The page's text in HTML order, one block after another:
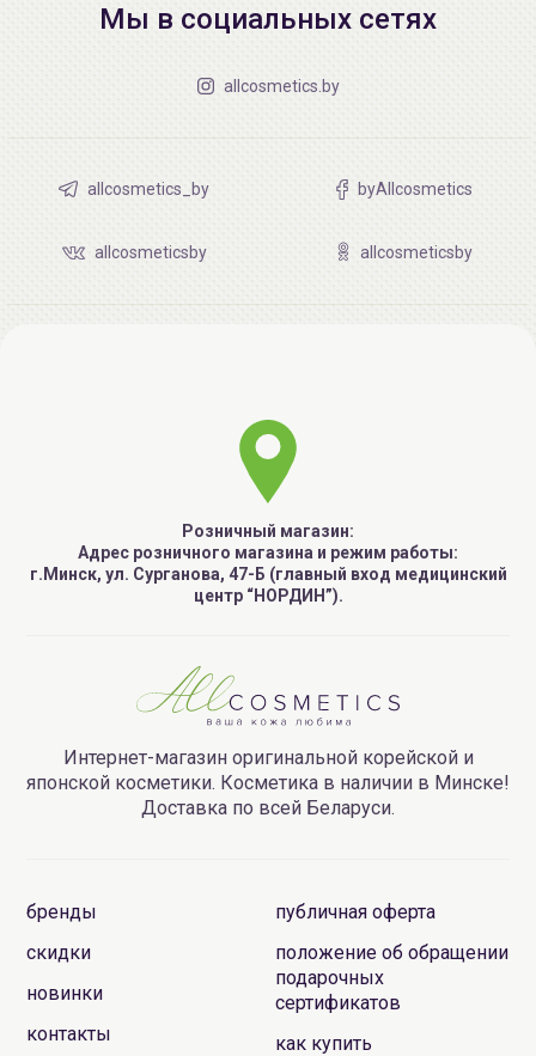
Мы в социальных сетях
allcosmetics.by
allcosmetics_by byAllcosmetics
allcosmeticsby allcosmeticsby
Розничный магазин:
Адрес розничного магазина и режим работы:
г.Минск, ул. Сурганова, 47-Б (главный вход медицинский
центр “НОРДИН”).
Интернет-магазин оригинальной корейской и
японской косметики. Косметика в наличии в Минске!
Доставка по всей Беларуси.
бренды
скидки
новинки
контакты
публичная оферта
положение об обращении
подарочных
сертификатов
как купить